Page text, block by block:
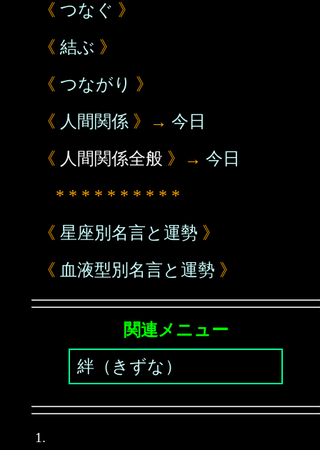
《 つなぐ 》
《 結ぶ 》
《 つながり 》
《 人間関係 》→ 今日
《 人間関係全般 》→ 今日
* * * * * * * * * *
《 星座別名言と運勢 》
《 血液型別名言と運勢 》
関連メニュー
絆（きずな）
1.